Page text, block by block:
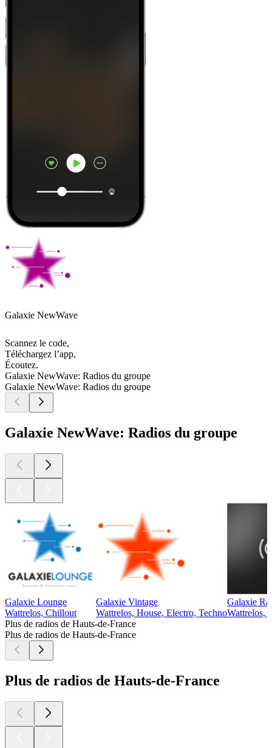
Galaxie NewWave
Scannez le code,
Téléchargez l’app,
Écoutez.
Galaxie NewWave: Radios du groupe
Galaxie NewWave: Radios du groupe
Galaxie NewWave: Radios du groupe
Galaxie Lounge
Wattrelos, Chillout
Galaxie Vintage
Wattrelos, House, Electro, Techno
Galaxie
Wattrelos,
Plus de radios de Hauts-de-France
Plus de radios de Hauts-de-France
Plus de radios de Hauts-de-France